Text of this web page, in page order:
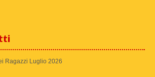
Ragazzi Luglio 2026